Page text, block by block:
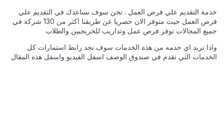
خدمة التقديم علي فرص العمل . نحن سوف نساعدك في التقديم علي
فرص العمل حيث متوفر الان حصريا عن طريقنا اكثر من 130 شركة في
جميع المجالات توفر فرص عمل وتداريب للخريجيين والطلاب
واذا تريد اي خدمه من هذه الخدمات سوف تجد رابط استمارات كل
الخدمات التي نقدم في صندوق الوصف اسفل الفيديو واسفل هذه المقال